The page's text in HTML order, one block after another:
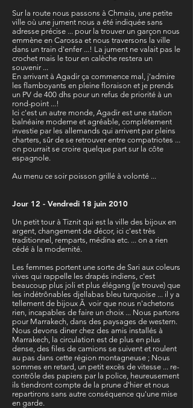
Sur la route nous passons à Chmaia, une petite
ville où une jument nous a été indiquée sans
adresse précise ... pour la trouver un garçon nous
emmène en Carossa et nous traversons la ville
dans un train d'enfer ...! La jument ne valait pas le
crochet mais le tour en calèche restera un
souvenir ...
En arrivant à Agadir ça commence mal, j'admire
les flamboyants en pleine floraison et je prends
un PV de 400 dhs pour un refus de priorité à un
rond-point ...!
Ici c'est un autre monde, Agadir est une station
balnéaire moderne et agréable, complétement
investie par les allemands qui arrivent par pleins
charters, sûr de se retrouver entre compatriotes ...
on pourrait se croire quelque part sur la côte
espagnole.
Au menu ce soir poisson grillé à volonté ...
Jour 12 - Vendredi 18 juin 2010
Un petit tour à Tiznit qui est la ville des bijoux en
argent, changement de décor, ici c'est très
traditionnel, remparts, médina etc. ... on a rien
cédé à la modernité.
Les femmes portent une sorte de Sari aux coleurs
vives qui rappelle les drapés indiens, c'est
beaucoup plus joli et plus élégang (je trouve) que
les indétrônables djellabas bleu turquoise ... il y a
tellement de bijoux Ã voir que nous n'achetons
rien, incapables de faire un choix ... Nous partons
pour Marrakech, dans des paysages de western.
Nous devons diner chez des amis installés à
Marrakech, la circulation est de plus en plus
dense, des files de camions se suivent et roulent
au pas dans cette région montagneuse ; Nous
sommes en retard, un petit excès de vitesse ... re-
contrôle des papiers par la police, heureusement
ils tiendront compte de la prune d'hier et nous
repartirons sans autre conséquence qu'une mise
en garde.